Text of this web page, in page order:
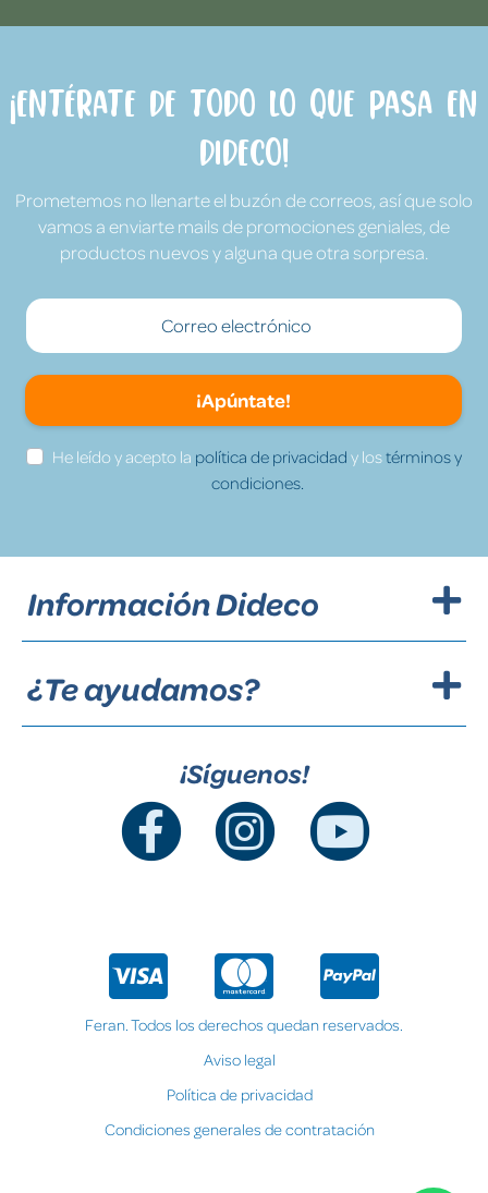
¡Entérate de todo lo que pasa en
Dideco!
Prometemos no llenarte el buzón de correos, así que solo
vamos a enviarte mails de promociones geniales, de
productos nuevos y alguna que otra sorpresa.
¡Apúntate!
He leído y acepto la política de privacidad y lostérminos y
condiciones.
Información Dideco
¿Te ayudamos?
¡Síguenos!
Feran. Todos los derechos quedan reservados.
Aviso legal
Política de privacidad
Condiciones generales de contratación